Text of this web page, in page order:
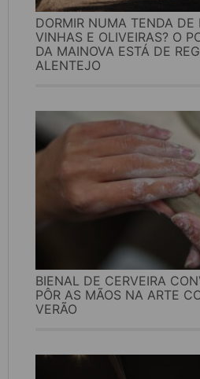
DORMIR NUMA TENDA DE
VINHAS E OLIVEIRAS? O
DA MAINOVA ESTÁ DE
ALENTEJO
BIENAL DE CERVEIRA
PÔR AS MÃOS NA ARTE
VERÃO